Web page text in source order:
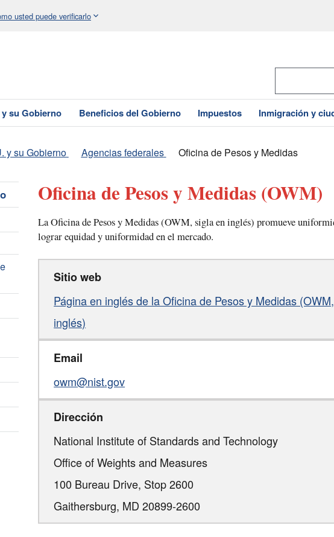
usted puede verificarlo
su Gobierno Beneficios del Gobierno Impuestos Inmigración y
y su Gobierno Agencias federales Oficina de Pesos y Medidas
Oficina de Pesos y Medidas(OWM)
La Oficina de Pesos y Medidas (OWM, sigla en inglés) promueve
lograr equidad y uniformidad en el mercado.
Sitio web
Página en inglés de la Oficina de Pesos y Medidas
inglés)
Email
owm@nist.gov
Dirección
National Institute of Standards and Technology
Office of Weights and Measures
100 Bureau Drive, Stop 2600
Gaithersburg, MD 20899-2600